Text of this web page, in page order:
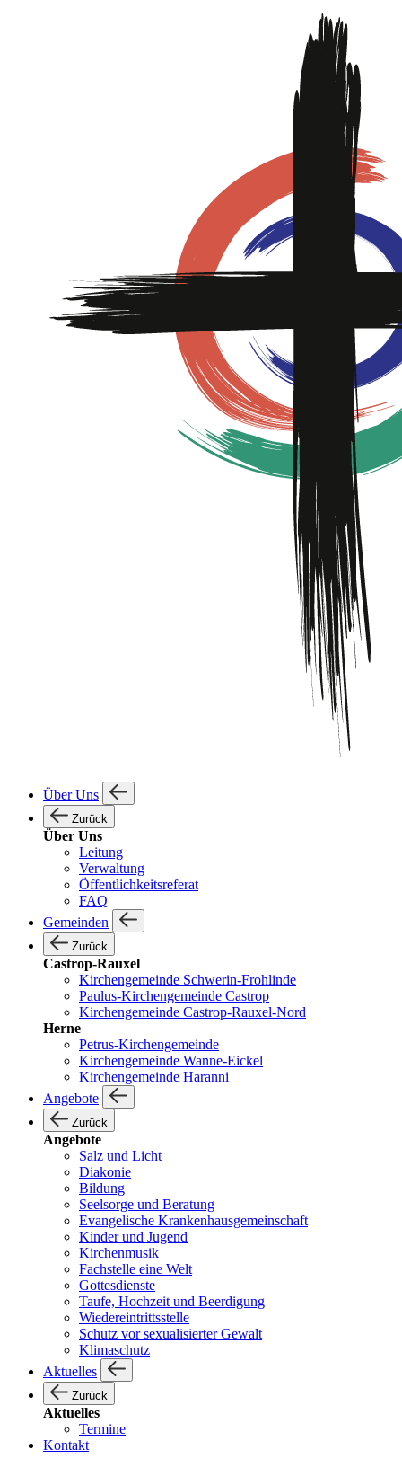
Über Uns
Zurück
Über Uns
Leitung
Verwaltung
Öffentlichkeitsreferat
FAQ
Gemeinden
Zurück
Castrop-Rauxel
Kirchengemeinde Schwerin-Frohlinde
Paulus-Kirchengemeinde Castrop
Kirchengemeinde Castrop-Rauxel-Nord
Herne
Petrus-Kirchengemeinde
Kirchengemeinde Wanne-Eickel
Kirchengemeinde Haranni
Angebote
Zurück
Angebote
Salz und Licht
Diakonie
Bildung
Seelsorge und Beratung
Evangelische Krankenhausgemeinschaft
Kinder und Jugend
Kirchenmusik
Fachstelle eine Welt
Gottesdienste
Taufe, Hochzeit und Beerdigung
Wiedereintrittsstelle
Schutz vor sexualisierter Gewalt
Klimaschutz
Aktuelles
Zurück
Aktuelles
Termine
Kontakt